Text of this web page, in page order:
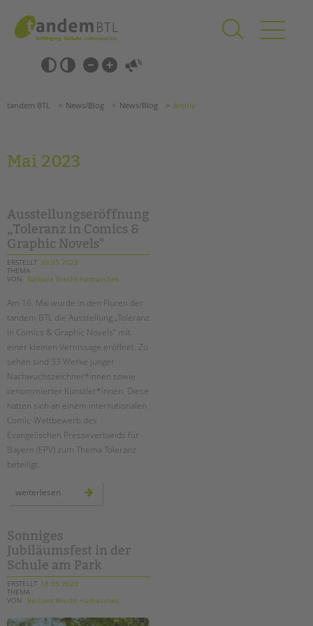
springen
Barrierefrei-
Einstellungen
überspringen
überspringen
Förderzentren
Kollegs
EFöB
Schulbezogene Sozialarbeit
Tagesgruppen
HILFEN ZUR ERZIEHUNG
EINGLIEDERUNGSHILFE
BETREUTES WOHNEN
TANDEM BTL AKADEMIE
Zertfikatskurse
Seminarkalender
Seminarräume
STADTTEILARBEIT
Bereiche im Überblick
Kinder- und Jugendschutz
Unsere Videos
Gesellschafter VdK
Suchen
tandem BTL News/Blog News/Blog Archiv
Mai 2023
Ausstellungseröffnung
„Toleranz in Comics &
Graphic Novels"
ERSTELLT 30.05.2023
THEMA
VON
Barbara Brecht-Hadraschek
Am 16. Mai wurde in den Fluren der
tandem BTL die Ausstellung „Toleranz
in Comics & Graphic Novels“ mit
einer kleinen Vernissage eröffnet. Zu
sehen sind 33 Werke junger
Nachwuchszeichner*innen sowie
renommierter Künstler*innen. Diese
hatten sich an einem internationalen
Comic-Wettbewerb des
Evangelischen Presseverbands für
Bayern (EPV) zum Thema Toleranz
beteiligt.
weiterlesen ausstellungseröffnung
„toleranz
graphic
novels"
Sonniges
Jubiläumsfest in der
Schule am Park
ERSTELLT 18.05.2023
THEMA
VON
Barbara Brecht-Hadraschek